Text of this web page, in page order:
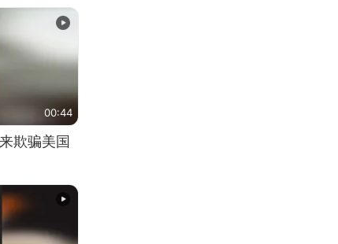
00:44
欺骗美国